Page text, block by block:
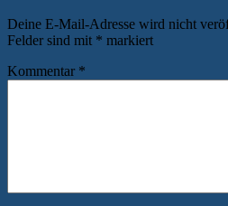
Deine E-Mail-Adresse wird nicht
Felder sind mit * markiert
Kommentar *